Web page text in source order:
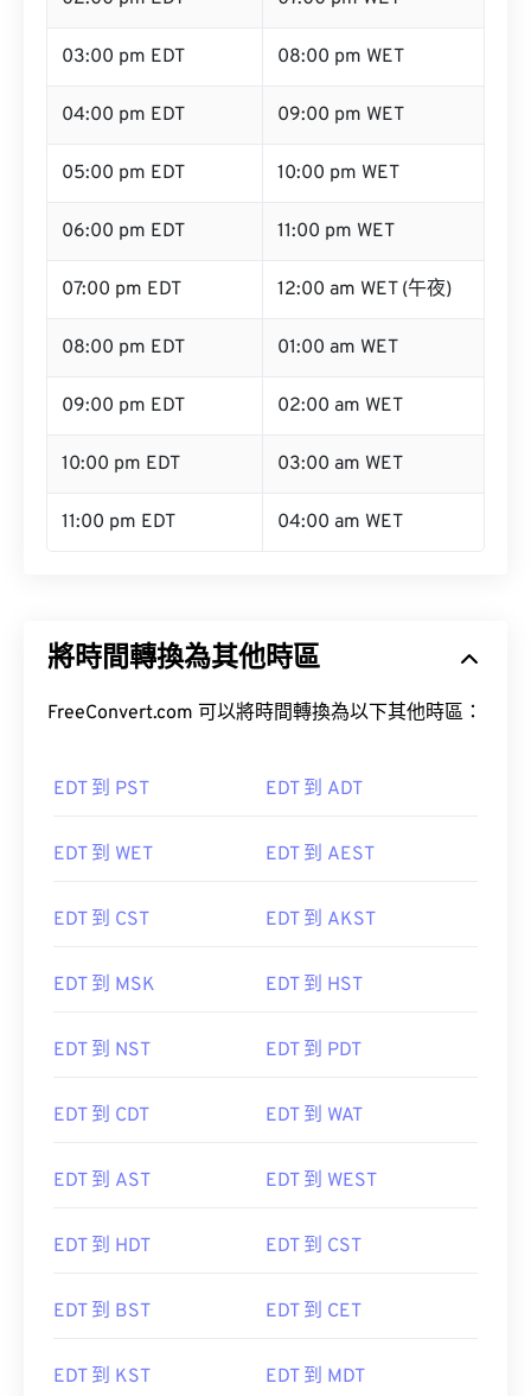
03:00 pm EDT 08:00 pm WET
04:00 pm EDT 09:00 pm WET
05:00 pm EDT 10:00 pm WET
06:00 pm EDT 11:00 pm WET
07:00 pm EDT 12:00 am WET (午夜)
08:00 pm EDT 01:00 am WET
09:00 pm EDT 02:00 am WET
10:00 pm EDT 03:00 am WET
11:00 pm EDT 04:00 am WET
將時間轉換為其他時區
FreeConvert.com 可以將時間轉換為以下其他時區：
EDT 到 PST EDT 到 ADT
EDT 到 WET EDT 到 AEST
EDT 到 CST EDT 到 AKST
EDT 到 MSK EDT 到 HST
EDT 到 NST EDT 到 PDT
EDT 到 CDT EDT 到 WAT
EDT 到 AST EDT 到 WEST
EDT 到 HDT EDT 到 CST
EDT 到 BST EDT 到 CET
EDT 到 KST EDT 到 MDT